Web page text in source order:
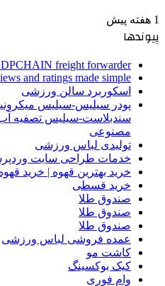
1 هفته پیش
پیوندها
freight forwarder
and ratings made simple
اسکوربرد سالن ورزشی
پودر سیلیس-سیلیس
سندبلاست-سیلیس تصفیه
مصنوعی
تولیدی لباس ورزشی
خدمات طراحی سایت
خرید بهترین قهوه | خرید
خرید قسطی
صندوق طلا
صندوق طلا
صندوق طلا
عمده فروشی لباس ورزشی
کاشت مو
کیک بوکسینگ
وام فوری